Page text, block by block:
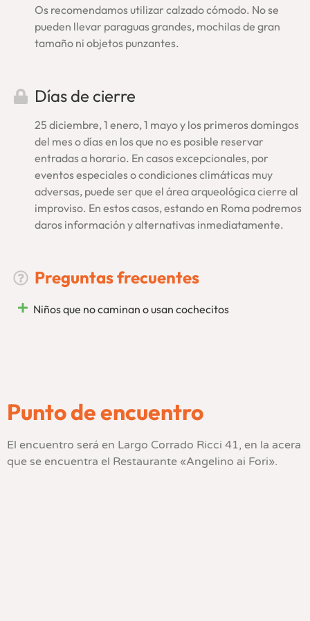
Os recomendamos utilizar calzado cómodo. No se
pueden llevar paraguas grandes, mochilas de gran
tamaño ni objetos punzantes.
Días de cierre
25 diciembre, 1 enero, 1 mayo y los primeros domingos
del mes o días en los que no es posible reservar
entradas a horario. En casos excepcionales, por
eventos especiales o condiciones climáticas muy
adversas, puede ser que el área arqueológica cierre al
improviso. En estos casos, estando en Roma podremos
daros información y alternativas inmediatamente.
Preguntas frecuentes
Niños que no caminan o usan cochecitos
Punto de encuentro
El encuentro será en Largo Corrado Ricci 41, en la acera
que se encuentra el Restaurante «Angelino ai Fori».